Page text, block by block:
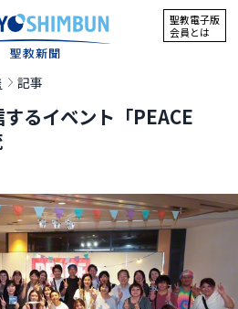
聖教電子版
会員とは
記事
するイベント「PEACE